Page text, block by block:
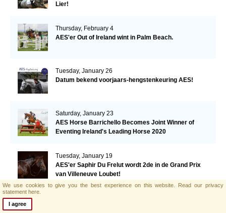
Lier!
Thursday, February 4
AES'er Out of Ireland wint in Palm Beach.
Tuesday, January 26
Datum bekend voorjaars-hengstenkeuring AES!
Saturday, January 23
AES Horse Barrichello Becomes Joint Winner of
Eventing Ireland's Leading Horse 2020
Tuesday, January 19
AES'er Saphir Du Frelut wordt 2de in de Grand Prix
van Villeneuve Loubet!
We use cookies to give you the best experience on this website. Read our privacy
statement here.
I agree